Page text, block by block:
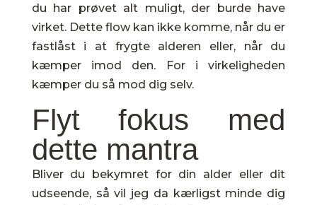
du har prøvet alt muligt, der burde have
virket. Dette flow kan ikke komme, når du er
fastlåst i at frygte alderen eller, når du
kæmper imod den. For i virkeligheden
kæmper du så mod dig selv.
Flyt fokus med
dette mantra
Bliver du bekymret for din alder eller dit
udseende, så vil jeg da kærligst minde dig